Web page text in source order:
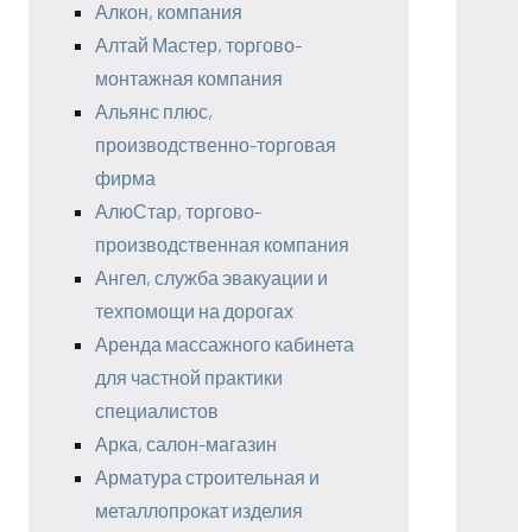
Алкон, компания
Алтай Мастер, торгово-
монтажная компания
Альянс плюс,
производственно-торговая
фирма
АлюСтар, торгово-
производственная компания
Ангел, служба эвакуации и
техпомощи на дорогах
Аренда массажного кабинета
для частной практики
специалистов
Арка, салон-магазин
Арматура строительная и
металлопрокат изделия